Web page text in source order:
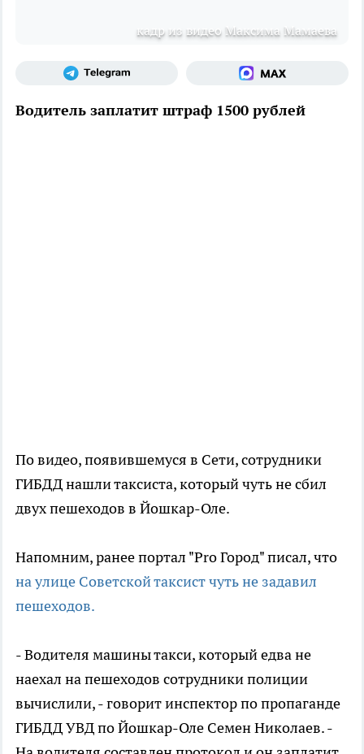
кадр из видео Максима Мамаева
Водитель заплатит штраф 1500 рублей
По видео, появившемуся в Сети, сотрудники
ГИБДД нашли таксиста, который чуть не сбил
двух пешеходов в Йошкар-Оле.
Напомним, ранее портал "Pro Город" писал, что
на улице Советской таксист чуть не задавил
пешеходов.
- Водителя машины такси, который едва не
наехал на пешеходов сотрудники полиции
вычислили, - говорит инспектор по пропаганде
ГИБДД УВД по Йошкар-Оле Семен Николаев. -